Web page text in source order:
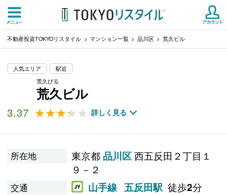
不動産投資TOKYOリスタイル マンション一覧 品川区 荒久ビル
人気エリア
駅近
荒久びる
荒久ビル
3.37 ★★★★★
★★★★★ 詳しく見る
所在地 東京都 品川区西五反田２丁目１
９－２
交通 山手線 五反田駅 徒歩2分